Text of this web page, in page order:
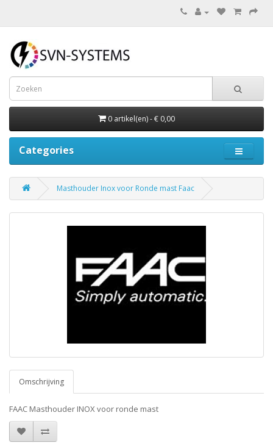
0 artikel(en) - € 0,00
Categories
Masthouder Inox voor Ronde mast Faac
Omschrijving
FAAC Masthouder INOX voor ronde mast